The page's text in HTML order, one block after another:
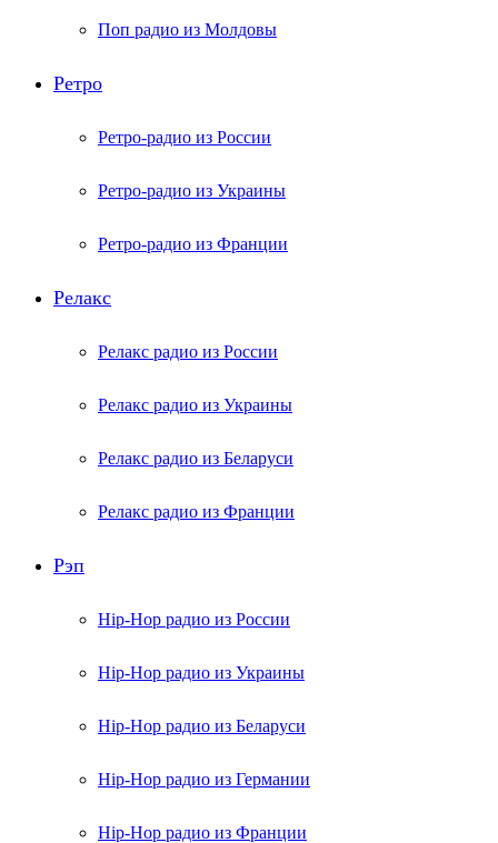
Поп радио из Молдовы
Ретро
Ретро-радио из России
Ретро-радио из Украины
Ретро-радио из Франции
Релакс
Релакс радио из России
Релакс радио из Украины
Релакс радио из Беларуси
Релакс радио из Франции
Рэп
Hip-Hop радио из России
Hip-Hop радио из Украины
Hip-Hop радио из Беларуси
Hip-Hop радио из Германии
Hip-Hop радио из Франции